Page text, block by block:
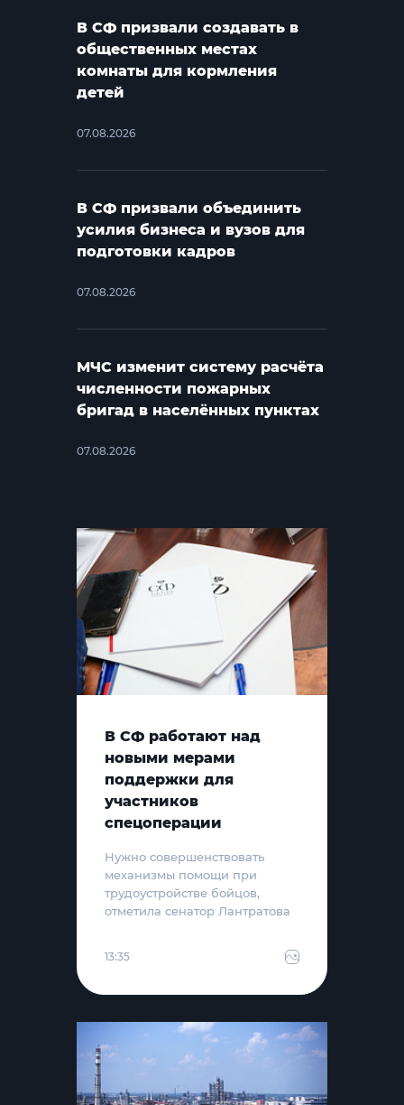
В СФ призвали создавать в
общественных местах
комнаты для кормления
детей
07.08.2026
В СФ призвали объединить
усилия бизнеса и вузов для
подготовки кадров
07.08.2026
МЧС изменит систему расчёта
численности пожарных
бригад в населённых пунктах
07.08.2026
В СФ работают над
новыми мерами
поддержки для
участников
спецоперации
Нужно совершенствовать
механизмы помощи при
трудоустройстве бойцов,
отметила сенатор Лантратова
13:35